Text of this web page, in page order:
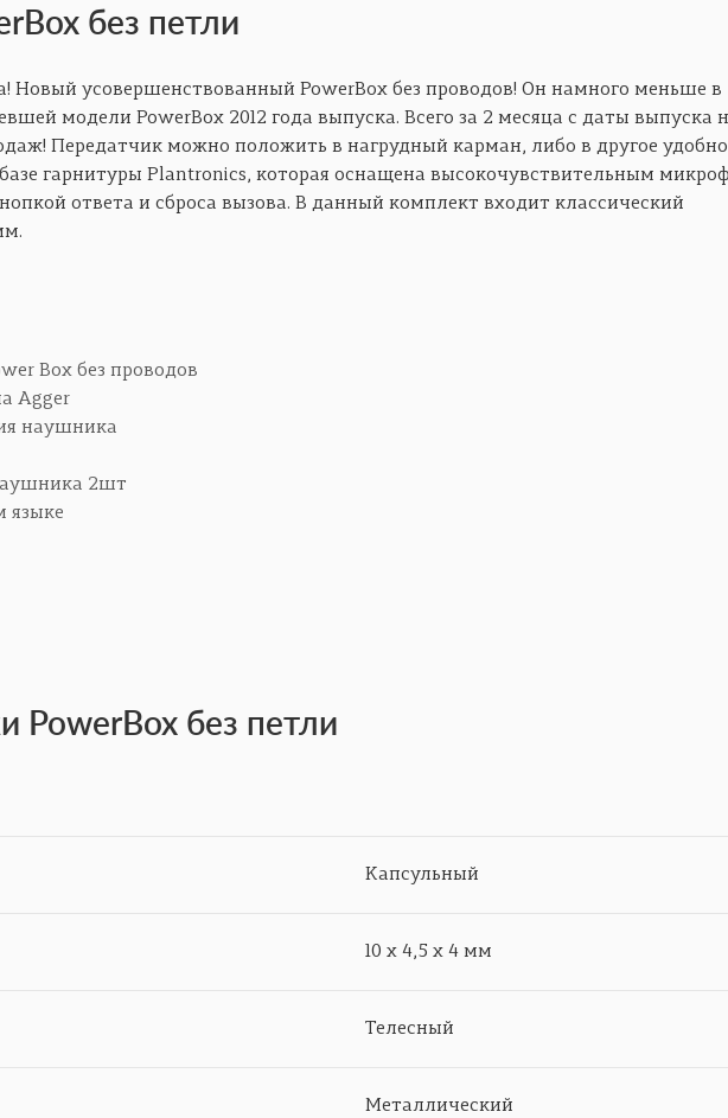
без петли
Новый усовершенствованный PowerBox без проводов! Он намного меньше в
модели PowerBox 2012 года выпуска. Всего за 2 месяца с даты выпуска
Передатчик можно положить в нагрудный карман, либо в другое
гарнитуры Plantronics, которая оснащена высокочувствительным
ответа и сброса вызова. В данный комплект входит классический
Box без проводов
Agger
наушника
2шт
языке
PowerBox без петли
Капсульный
10 х 4,5 х 4 мм
Телесный
Металлический